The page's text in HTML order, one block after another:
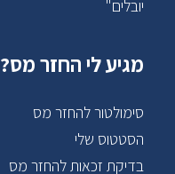
יובלים"
מגיע לי החזר מס?
סימולטור להחזר מס
הסטטוס שלי
בדיקת זכאות להחזר מס